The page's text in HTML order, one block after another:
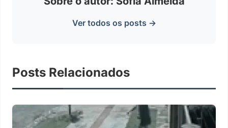
Ver todos os posts →
Posts Relacionados